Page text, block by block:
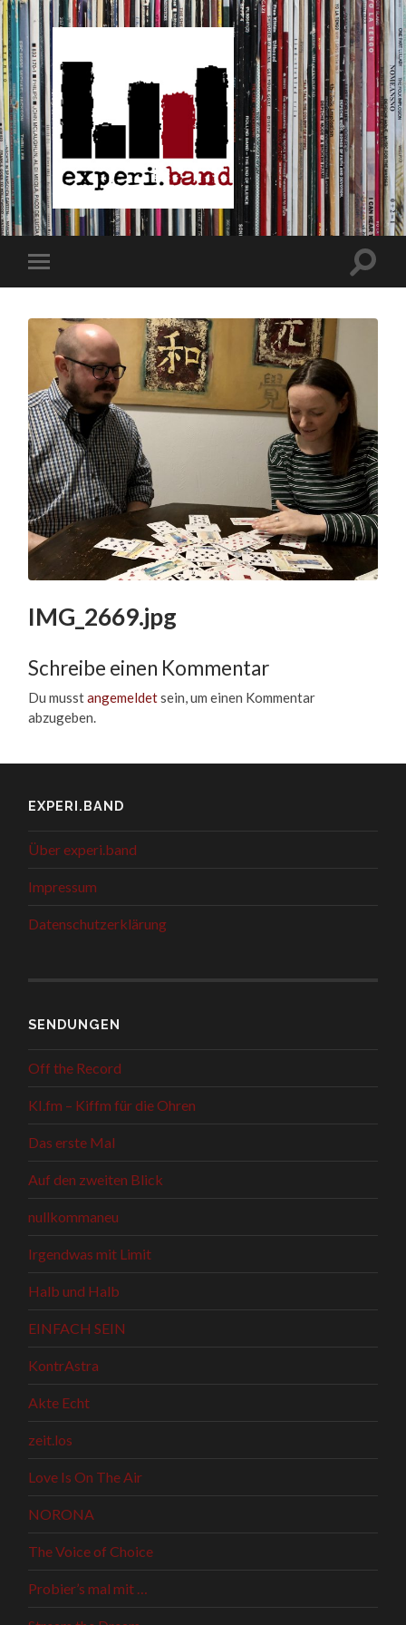
IMG_2669.jpg
Schreibe einen Kommentar
Du musstangemeldetsein, um einen Kommentar
abzugeben.
EXPERI.BAND
Über experi.band
Impressum
Datenschutzerklärung
SENDUNGEN
Off the Record
KI.fm – Kiffm für die Ohren
Das erste Mal
Auf den zweiten Blick
nullkommaneu
Irgendwas mit Limit
Halb und Halb
EINFACH SEIN
KontrAstra
Akte Echt
zeit.los
Love Is On The Air
NORONA
The Voice of Choice
Probier’s mal mit …